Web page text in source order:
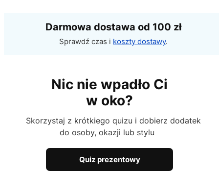
Darmowa dostawa od 100 zł
Sprawdź czas i koszty dostawy.
Nic nie wpadło Ci
w oko?
Skorzystaj z krótkiego quizu i dobierz dodatek
do osoby, okazji lub stylu
Quiz prezentowy